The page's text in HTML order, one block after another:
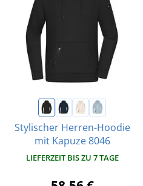
Stylischer Herren-Hoodie
mit Kapuze 8046
LIEFERZEIT BIS ZU 7 TAGE